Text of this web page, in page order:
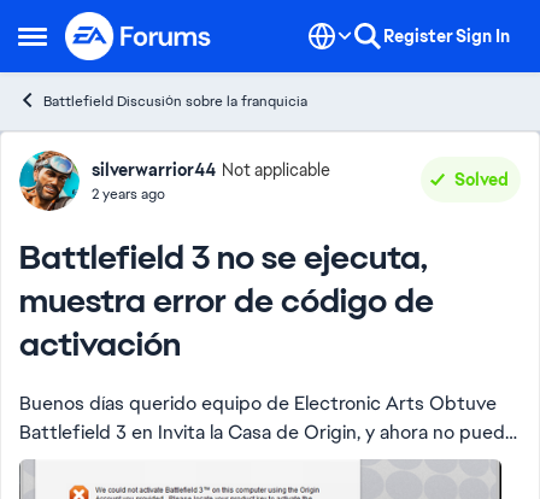
Open Side Menu
Skip to content RegisterSign In
Battlefield Discusión sobre la franquicia
Forum Discussion
silverwarrior44 Not applicable
2 years ago
Solved
Battlefield 3 no se ejecuta,
muestra error de código de
activación
Buenos días querido equipo de Electronic Arts Obtuve
Battlefield 3 en Invita la Casa de Origin, y ahora no puedo
jugarlo, me muestra un error de código de activación. "No
hemos podido activar Battle...